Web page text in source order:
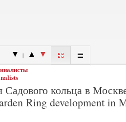
|
кольца в
Ring development in